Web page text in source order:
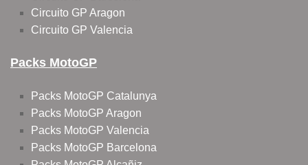
Circuito GP Aragon
Circuito GP Valencia
Packs MotoGP
Packs MotoGP Catalunya
Packs MotoGP Aragon
Packs MotoGP Valencia
Packs MotoGP Barcelona